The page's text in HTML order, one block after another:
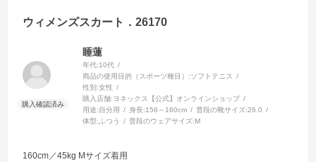
ウィメンズスカート．26170
睡蓮
年代:10代
商品の使用目的（スポーツ種目）:ソフトテニス
性別:女性
購入店舗: ヨネックス【公式】オンラインショップ
用途:自分用 身長:156～160cm 普段の靴サイズ:26.0
体型: ふつう 普段のウェアサイズ:M
160cm／45kg Mサイズ着用